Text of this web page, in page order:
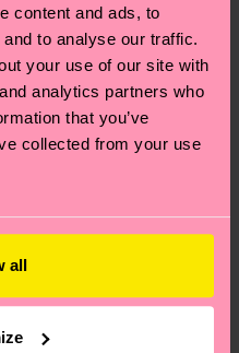
content and ads, to
to analyse our traffic.
your use of our site with
analytics partners who
that you’ve
collected from your use
all
In unserem
findest du die